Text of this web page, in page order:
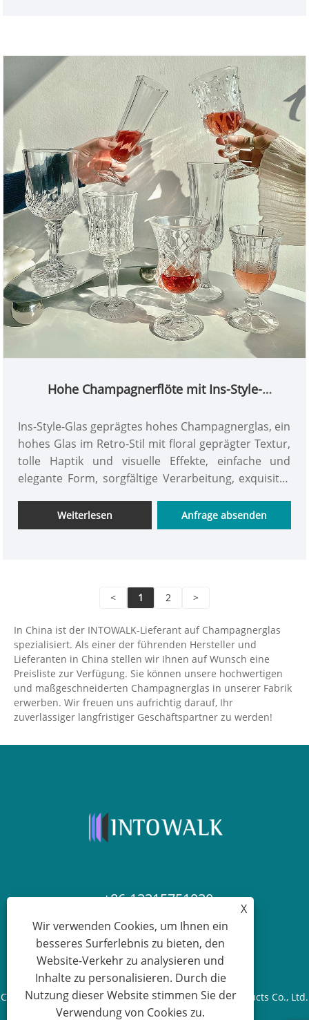
geschäftigen Gesellschaft leben, zu ermöglichen, zur
Natur zurückzukehren. Dieser Diamantglaskelch hat
eine gute Durchlässigkeit und eine reichhaltige
Textur. Es kann als Champagnerglas für den
Haushalt oder als dekorativer Präsentationsbecher
verwendet werden
Hohe Champagnerflöte mit Ins-Style-
Ins-Style-Glas geprägtes hohes Champagnerglas, ein
hohes Glas im Retro-Stil mit floral geprägter Textur,
tolle Haptik und visuelle Effekte, einfache und
elegante Form, sorgfältige Verarbeitung, exquisiter
zeigt. INTOWALK-Glaskelche, individuelle Anpassung
im Großhandel ist willkommen
Weiterlesen Anfrage absenden
< 1 2 >
In China ist der INTOWALK-Lieferant auf Champagnerglas
spezialisiert. Als einer der führenden Hersteller und
Lieferanten in China stellen wir Ihnen auf Wunsch eine
Preisliste zur Verfügung. Sie können unsere hochwertigen
und maßgeschneiderten Champagnerglas in unserer Fabrik
erwerben. Wir freuen uns aufrichtig darauf, Ihr
zuverlässiger langfristiger Geschäftspartner zu werden!
+86-13315751030
paul@intowalk.com
Copyright © 2023 Cangzhou Yuanbenheng Glass Products Co., Ltd.
– Alle Rechte vorbehalten.
X
Wir verwenden Cookies, um Ihnen ein
besseres Surferlebnis zu bieten, den
Website-Verkehr zu analysieren und
Inhalte zu personalisieren. Durch die
Nutzung dieser Website stimmen Sie der
Verwendung von Cookies zu.